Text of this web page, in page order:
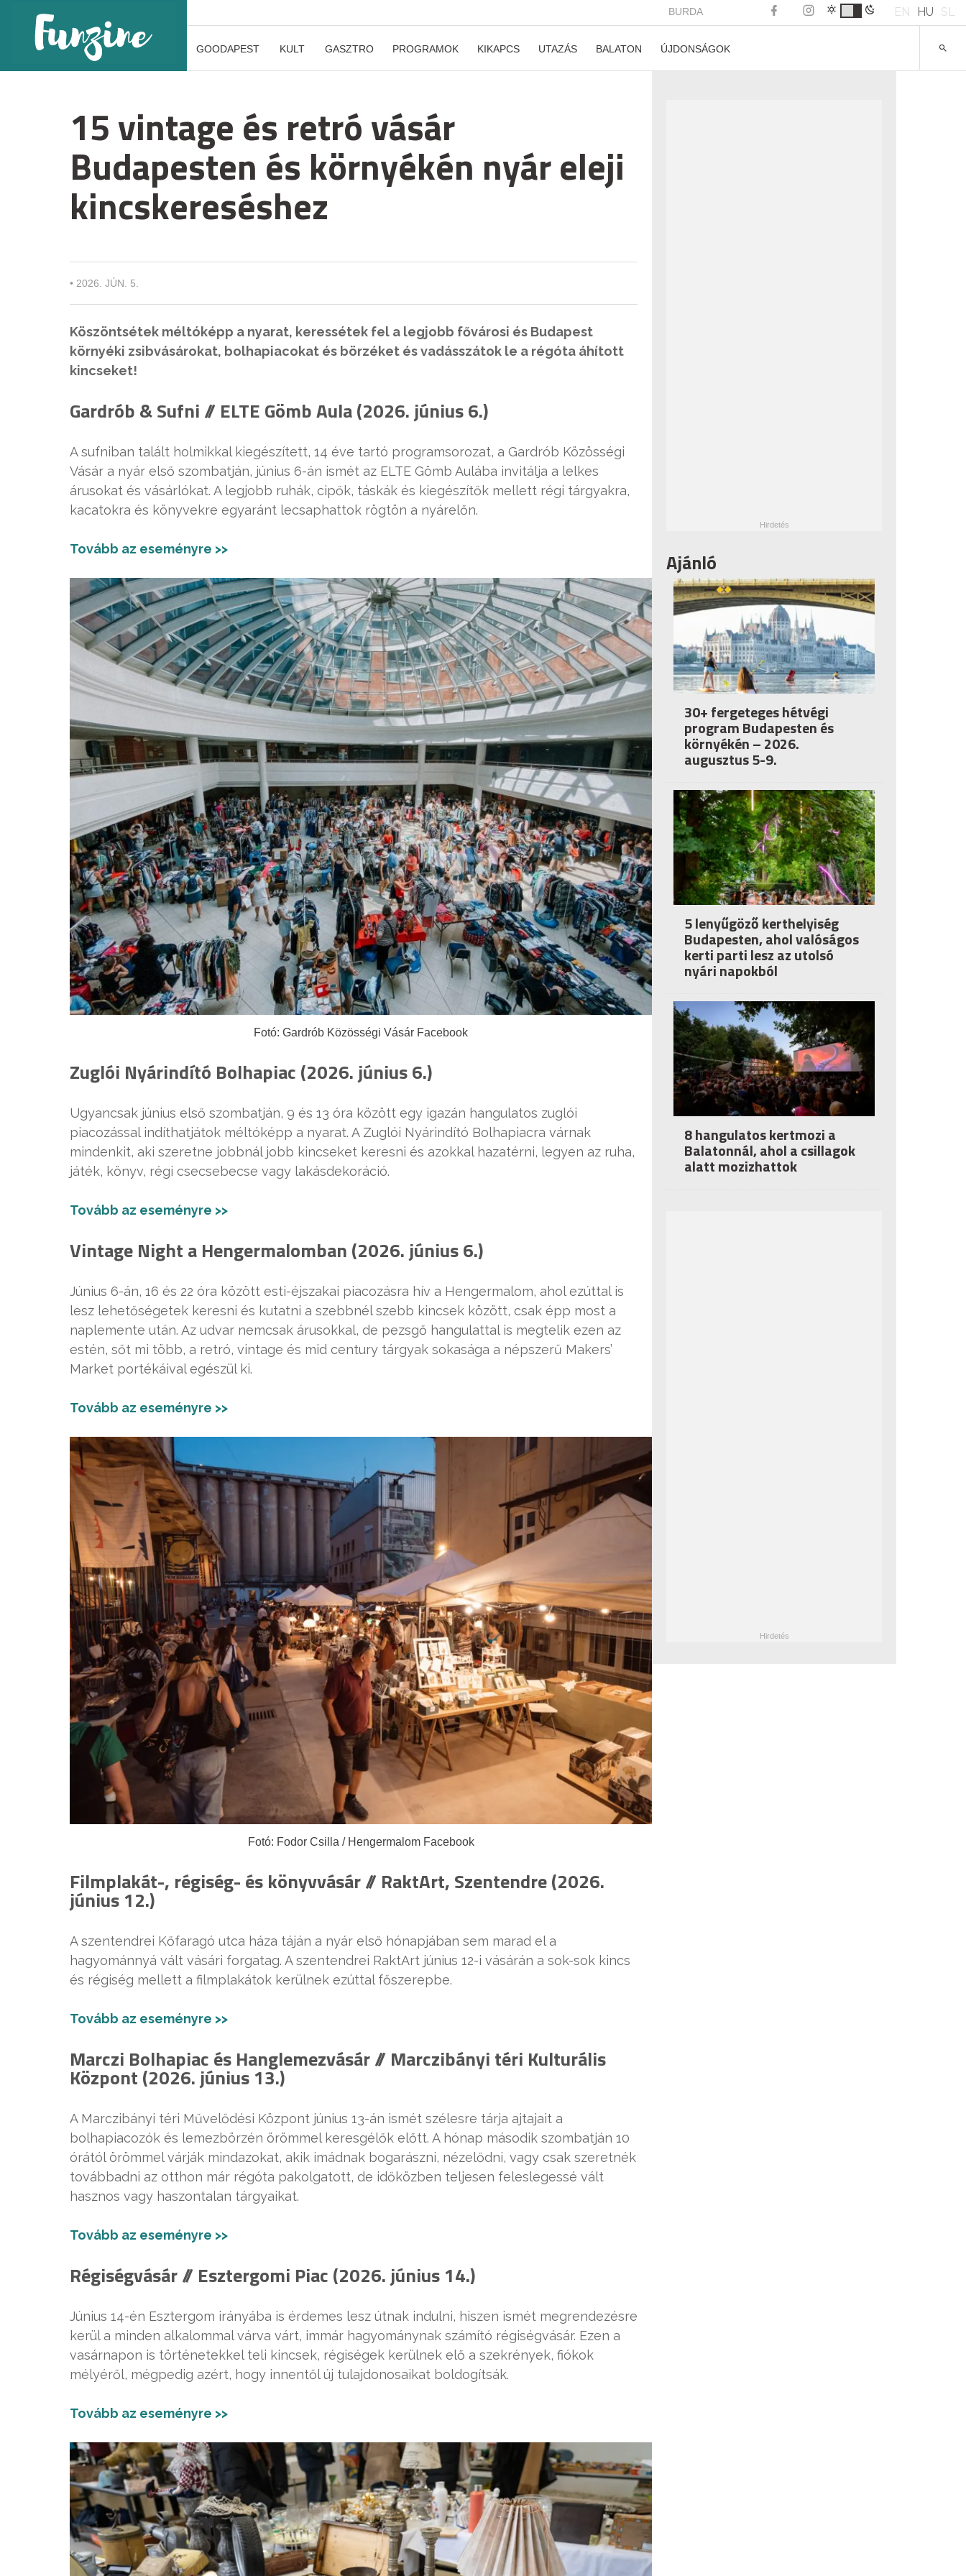
BURDA EN HU SL
GOODAPEST KULT GASZTRO PROGRAMOK KIKAPCS UTAZÁS BALATON ÚJDONSÁGOK
15 vintage és retró vásár
Budapesten és környékén nyár eleji
kincskereséshez
• 2026. JÚN. 5.
Köszöntsétek méltóképp a nyarat, keressétek fel a legjobb fővárosi és Budapest
környéki zsibvásárokat, bolhapiacokat és börzéket és vadásszátok le a régóta áhított
kincseket!
Gardrób & Sufni // ELTE Gömb Aula (2026. június 6.)
A sufniban talált holmikkal kiegészített, 14 éve tartó programsorozat, a Gardrób Közösségi
Vásár a nyár első szombatján, június 6-án ismét az ELTE Gömb Aulába invitálja a lelkes
árusokat és vásárlókat. A legjobb ruhák, cipők, táskák és kiegészítők mellett régi tárgyakra,
kacatokra és könyvekre egyaránt lecsaphattok rögtön a nyárelőn.
Tovább az eseményre >>
Fotó: Gardrób Közösségi Vásár Facebook
Zuglói Nyárindító Bolhapiac (2026. június 6.)
Ugyancsak június első szombatján, 9 és 13 óra között egy igazán hangulatos zuglói
piacozással indíthatjátok méltóképp a nyarat. A Zuglói Nyárindító Bolhapiacra várnak
mindenkit, aki szeretne jobbnál jobb kincseket keresni és azokkal hazatérni, legyen az ruha,
játék, könyv, régi csecsebecse vagy lakásdekoráció.
Tovább az eseményre >>
Vintage Night a Hengermalomban (2026. június 6.)
Június 6-án, 16 és 22 óra között esti-éjszakai piacozásra hív a Hengermalom, ahol ezúttal is
lesz lehetőségetek keresni és kutatni a szebbnél szebb kincsek között, csak épp most a
naplemente után. Az udvar nemcsak árusokkal, de pezsgő hangulattal is megtelik ezen az
estén, sőt mi több, a retró, vintage és mid century tárgyak sokasága a népszerű Makers’
Market portékáival egészül ki.
Tovább az eseményre >>
Fotó: Fodor Csilla / Hengermalom Facebook
Filmplakát-, régiség- és könyvvásár // RaktArt, Szentendre (2026.
június 12.)
A szentendrei Kőfaragó utca háza táján a nyár első hónapjában sem marad el a
hagyománnyá vált vásári forgatag. A szentendrei RaktArt június 12-i vásárán a sok-sok kincs
és régiség mellett a filmplakátok kerülnek ezúttal főszerepbe.
Tovább az eseményre >>
Marczi Bolhapiac és Hanglemezvásár // Marczibányi téri Kulturális
Központ (2026. június 13.)
A Marczibányi téri Művelődési Központ június 13-án ismét szélesre tárja ajtajait a
bolhapiacozók és lemezbörzén örömmel keresgélők előtt. A hónap második szombatján 10
órától örömmel várják mindazokat, akik imádnak bogarászni, nézelődni, vagy csak szeretnék
továbbadni az otthon már régóta pakolgatott, de időközben teljesen feleslegessé vált
hasznos vagy haszontalan tárgyaikat.
Tovább az eseményre >>
Régiségvásár // Esztergomi Piac (2026. június 14.)
Június 14-én Esztergom irányába is érdemes lesz útnak indulni, hiszen ismét megrendezésre
kerül a minden alkalommal várva várt, immár hagyománynak számító régiségvásár. Ezen a
vasárnapon is történetekkel teli kincsek, régiségek kerülnek elő a szekrények, fiókok
mélyéről, mégpedig azért, hogy innentől új tulajdonosaikat boldogítsák.
Tovább az eseményre >>
Ajánló
30+ fergeteges hétvégi
program Budapesten és
környékén – 2026.
augusztus 5-9.
5 lenyűgöző kerthelyiség
Budapesten, ahol valóságos
kerti parti lesz az utolsó
nyári napokból
8 hangulatos kertmozi a
Balatonnál, ahol a csillagok
alatt mozizhattok